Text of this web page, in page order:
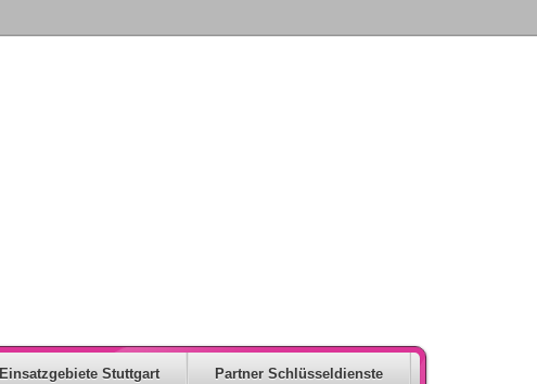
Einsatzgebiete Stuttgart Partner Schlüsseldienste